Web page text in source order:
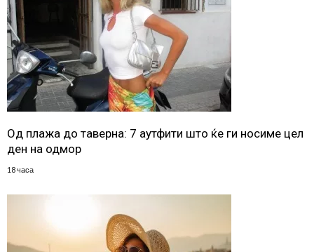
Од плажа до таверна: 7 аутфити што ќе ги носиме цел
ден на одмор
18 часа